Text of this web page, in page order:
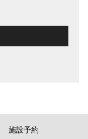
施設予約